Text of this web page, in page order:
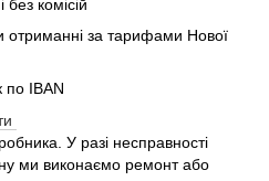
комісій
отриманні за тарифами Нової
по IBAN
У разі несправності
ми виконаємо ремонт або